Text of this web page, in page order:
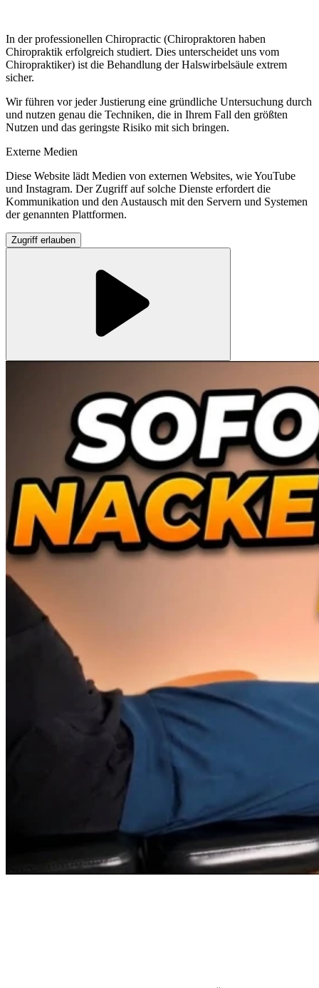
In der professionellen Chiropractic (Chiropraktoren haben
Chiropraktik erfolgreich studiert. Dies unterscheidet uns vom
Chiropraktiker) ist die Behandlung der Halswirbelsäule extrem
sicher.
Wir führen vor jeder Justierung eine gründliche Untersuchung durch
und nutzen genau die Techniken, die in Ihrem Fall den größten
Nutzen und das geringste Risiko mit sich bringen.
Externe Medien
Diese Website lädt Medien von externen Websites, wie YouTube
und Instagram. Der Zugriff auf solche Dienste erfordert die
Kommunikation und den Austausch mit den Servern und Systemen
der genannten Plattformen.
Zugriff erlauben